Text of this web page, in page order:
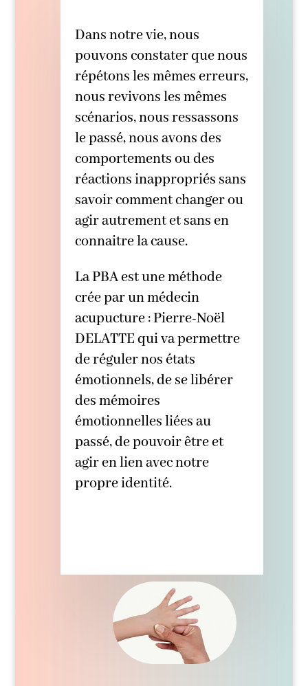
Dans notre vie, nous
pouvons constater que nous
répétons les mêmes erreurs,
nous revivons les mêmes
scénarios, nous ressassons
le passé, nous avons des
comportements ou des
réactions inappropriés sans
savoir comment changer ou
agir autrement et sans en
connaitre la cause.
La PBA est une méthode
crée par un médecin
acupucture : Pierre-Noël
DELATTE qui va permettre
de réguler nos états
émotionnels, de se libérer
des mémoires
émotionnelles liées au
passé, de pouvoir être et
agir en lien avec notre
propre identité.